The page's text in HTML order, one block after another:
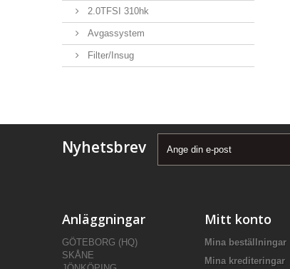
2.0TFSI 310hk
Avgassystem
Filter/Insug
Nyhetsbrev
Anläggningar
GÖTEBORG (HQ)
SKÅNE
Mitt konto
Mina beställningar
Mina krediteringar